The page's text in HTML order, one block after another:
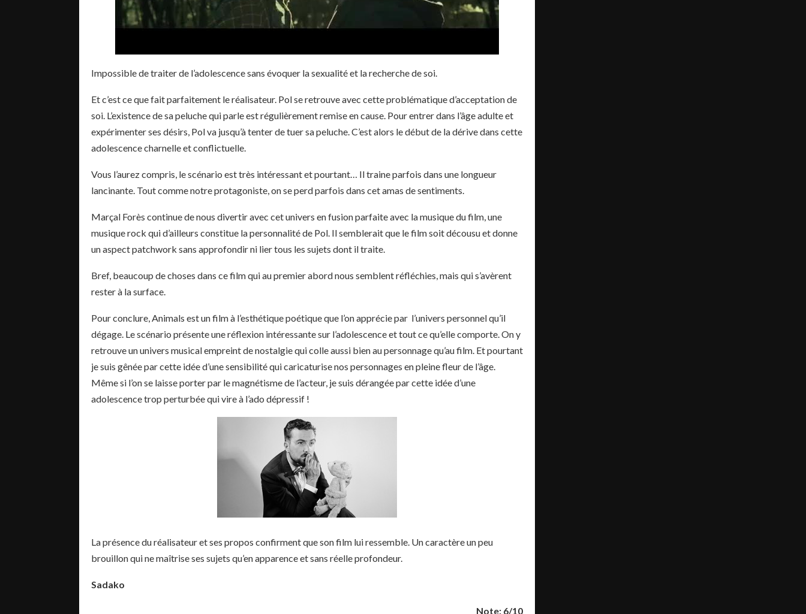
Impossible de traiter de l’adolescence sans évoquer la sexualité et la recherche de soi.
Et c’est ce que fait parfaitement le réalisateur. Pol se retrouve avec cette problématique d’acceptation de
soi. L’existence de sa peluche qui parle est régulièrement remise en cause. Pour entrer dans l’âge adulte et
expérimenter ses désirs, Pol va jusqu’à tenter de tuer sa peluche. C’est alors le début de la dérive dans cette
adolescence charnelle et conflictuelle.
Vous l’aurez compris, le scénario est très intéressant et pourtant… Il traine parfois dans une longueur
lancinante. Tout comme notre protagoniste, on se perd parfois dans cet amas de sentiments.
Marçal Forès continue de nous divertir avec cet univers en fusion parfaite avec la musique du film, une
musique rock qui d’ailleurs constitue la personnalité de Pol. Il semblerait que le film soit décousu et donne
un aspect patchwork sans approfondir ni lier tous les sujets dont il traite.
Bref, beaucoup de choses dans ce film qui au premier abord nous semblent réfléchies, mais qui s’avèrent
rester à la surface.
Pour conclure, Animals est un film à l’esthétique poétique que l’on apprécie par l’univers personnel qu’il
dégage. Le scénario présente une réflexion intéressante sur l’adolescence et tout ce qu’elle comporte. On y
retrouve un univers musical empreint de nostalgie qui colle aussi bien au personnage qu’au film. Et pourtant
je suis gênée par cette idée d’une sensibilité qui caricaturise nos personnages en pleine fleur de l’âge.
Même si l’on se laisse porter par le magnétisme de l’acteur, je suis dérangée par cette idée d’une
adolescence trop perturbée qui vire à l’ado dépressif !
La présence du réalisateur et ses propos confirment que son film lui ressemble. Un caractère un peu
brouillon qui ne maîtrise ses sujets qu’en apparence et sans réelle profondeur.
Sadako
Note: 6/10